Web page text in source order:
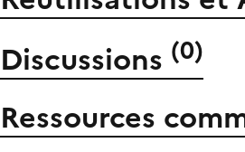
Discussions (0)
Ressources